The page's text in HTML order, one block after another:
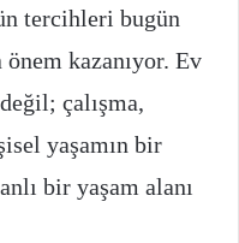
tercihleri bugün
önem kazanıyor. Ev
çalışma,
yaşamın bir
bir yaşam alanı